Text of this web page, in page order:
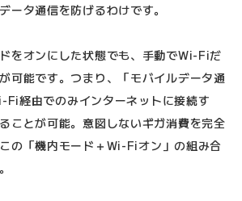
ータ通信を防げるわけです。
をオンにした状態でも、手動でWi-Fiだ
可能です。つまり、「モバイルデータ通
Fi経由でのみインターネットに接続す
ことが可能。意図しないギガ消費を完全
の「機内モード＋Wi-Fiオン」の組み合